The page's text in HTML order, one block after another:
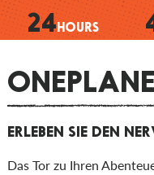
24HOURS
ERLEBEN SIE DEN
Das Tor zu Ihren